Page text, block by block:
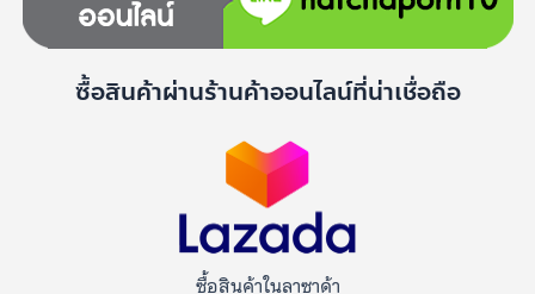
ซื้อสินค้าผ่านร้านค้าออนไลน์ที่น่าเชื่อถือ
ซื้อสินค้าในลาซาด้า